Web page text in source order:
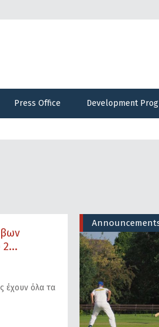
Press Office Development
έχουν όλα τα